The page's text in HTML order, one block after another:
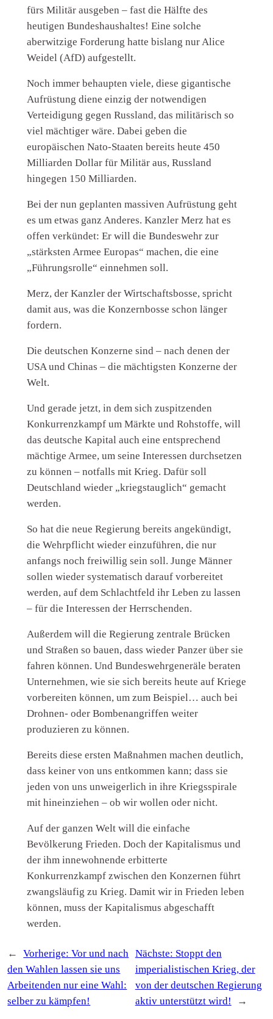
fürs Militär ausgeben – fast die Hälfte des
heutigen Bundeshaushaltes! Eine solche
aberwitzige Forderung hatte bislang nur Alice
Weidel (AfD) aufgestellt.
Noch immer behaupten viele, diese gigantische
Aufrüstung diene einzig der notwendigen
Verteidigung gegen Russland, das militärisch so
viel mächtiger wäre. Dabei geben die
europäischen Nato-Staaten bereits heute 450
Milliarden Dollar für Militär aus, Russland
hingegen 150 Milliarden.
Bei der nun geplanten massiven Aufrüstung geht
es um etwas ganz Anderes. Kanzler Merz hat es
offen verkündet: Er will die Bundeswehr zur
„stärksten Armee Europas“ machen, die eine
„Führungsrolle“ einnehmen soll.
Merz, der Kanzler der Wirtschaftsbosse, spricht
damit aus, was die Konzernbosse schon länger
fordern.
Die deutschen Konzerne sind – nach denen der
USA und Chinas – die mächtigsten Konzerne der
Welt.
Und gerade jetzt, in dem sich zuspitzenden
Konkurrenzkampf um Märkte und Rohstoffe, will
das deutsche Kapital auch eine entsprechend
mächtige Armee, um seine Interessen durchsetzen
zu können – notfalls mit Krieg. Dafür soll
Deutschland wieder „kriegstauglich“ gemacht
werden.
So hat die neue Regierung bereits angekündigt,
die Wehrpflicht wieder einzuführen, die nur
anfangs noch freiwillig sein soll. Junge Männer
sollen wieder systematisch darauf vorbereitet
werden, auf dem Schlachtfeld ihr Leben zu lassen
– für die Interessen der Herrschenden.
Außerdem will die Regierung zentrale Brücken
und Straßen so bauen, dass wieder Panzer über sie
fahren können. Und Bundeswehrgeneräle beraten
Unternehmen, wie sie sich bereits heute auf Kriege
vorbereiten können, um zum Beispiel… auch bei
Drohnen- oder Bombenangriffen weiter
produzieren zu können.
Bereits diese ersten Maßnahmen machen deutlich,
dass keiner von uns entkommen kann; dass sie
jeden von uns unweigerlich in ihre Kriegsspirale
mit hineinziehen – ob wir wollen oder nicht.
Auf der ganzen Welt will die einfache
Bevölkerung Frieden. Doch der Kapitalismus und
der ihm innewohnende erbitterte
Konkurrenzkampf zwischen den Konzernen führt
zwangsläufig zu Krieg. Damit wir in Frieden leben
können, muss der Kapitalismus abgeschafft
werden.
← Vorherige:Vor und nach
den Wahlen lassen sie uns
Arbeitenden nur eine Wahl:
selber zu kämpfen!
Nächste: Stoppt den
imperialistischen Krieg, der
von der deutschen Regierung
aktiv unterstützt wird!
→